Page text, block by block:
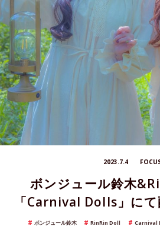
2023.7.4
ボンジュール鈴木
「Carnival Dolls」にて
ボンジュール鈴木 RinRin Doll Carnival